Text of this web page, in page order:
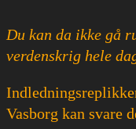
Du kan da ikke gå
verdenskrig hele
Vasborg kan svare